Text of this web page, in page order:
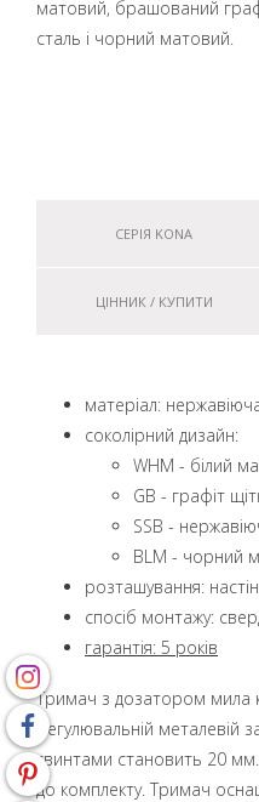
матовий, брашований
сталь і чорний матовий.
СЕРІЯ KONA
ЦІННИК / КУПИТИ
матеріал:
coколірний дизайн:
WHM - білий
GB - графіт
SSB -
BLM - чорний
розташування:
спосіб монтажу:
гарантія: 5 років
Тримач з дозатором мила
регулювальній металевій
гвинтами становить 20
до комплекту. Тримач